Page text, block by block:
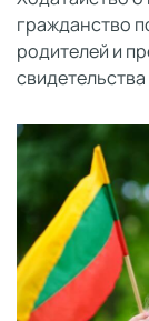
гражданство
родителей и